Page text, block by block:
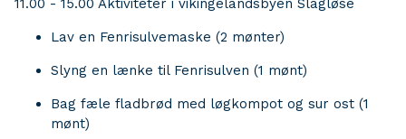
11.00 - 15.00 Aktiviteter i vikingelandsbyen Slagløse
Lav en Fenrisulvemaske (2 mønter)
Slyng en lænke til Fenrisulven (1 mønt)
Bag fæle fladbrød med løgkompot og sur ost (1
mønt)